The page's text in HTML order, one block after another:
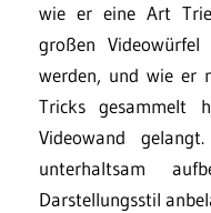
wie er eine Art
großen
werden, und wie er
Tricks
Videowand
unterhaltsam
Darstellungsstil